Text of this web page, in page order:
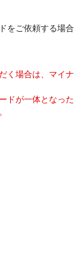
をご依頼する場合
く場合は、マイナ
ドが一体となった